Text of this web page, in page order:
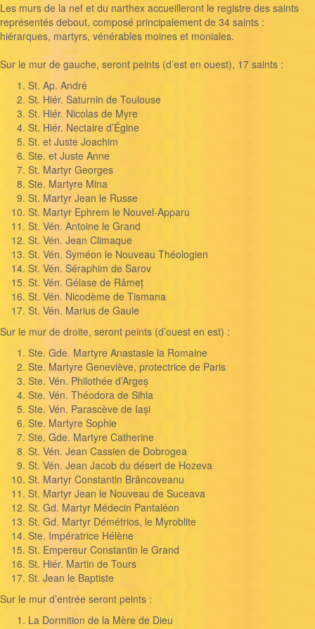
Les murs de la nef et du narthex accueilleront le registre des saints
représentés debout, composé principalement de 34 saints :
hiérarques, martyrs, vénérables moines et moniales.
Sur le mur de gauche, seront peints (d’est en ouest), 17 saints :
St. Ap. André
St. Hiér. Saturnin de Toulouse
St. Hiér. Nicolas de Myre
St. Hiér. Nectaire d’Égine
St. et Juste Joachim
Ste. et Juste Anne
St. Martyr Georges
Ste. Martyre Mina
St. Martyr Jean le Russe
St. Martyr Ephrem le Nouvel-Apparu
St. Vén. Antoine le Grand
St. Vén. Jean Climaque
St. Vén. Syméon le Nouveau Théologien
St. Vén. Séraphim de Sarov
St. Vén. Gélase de Râmeț
St. Vén. Nicodème de Tismana
St. Vén. Marius de Gaule
Sur le mur de droite, seront peints (d’ouest en est) :
Ste. Gde. Martyre Anastasie la Romaine
Ste. Martyre Geneviève, protectrice de Paris
Ste. Vén. Philothée d’Argeș
Ste. Vén. Théodora de Sihla
Ste. Vén. Parascève de Iași
Ste. Martyre Sophie
Ste. Gde. Martyre Catherine
St. Vén. Jean Cassien de Dobrogea
St. Vén. Jean Jacob du désert de Hozeva
St. Martyr Constantin Brâncoveanu
St. Martyr Jean le Nouveau de Suceava
St. Gd. Martyr Médecin Pantaléon
St. Gd. Martyr Démétrios, le Myroblite
Ste. Impératrice Hélène
St. Empereur Constantin le Grand
St. Hiér. Martin de Tours
St. Jean le Baptiste
Sur le mur d’entrée seront peints :
La Dormition de la Mère de Dieu